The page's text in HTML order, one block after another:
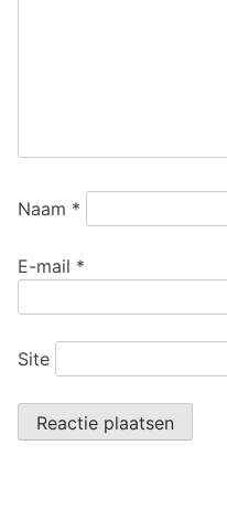
Naam *
E-mail *
Site